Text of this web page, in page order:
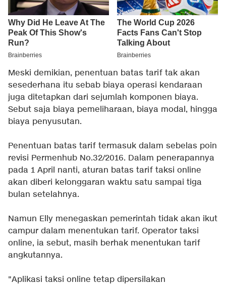
Meski demikian, penentuan batas tarif tak akan
sesederhana itu sebab biaya operasi kendaraan
juga ditetapkan dari sejumlah komponen biaya.
Sebut saja biaya pemeliharaan, biaya modal, hingga
biaya penyusutan.
Penentuan batas tarif termasuk dalam sebelas poin
revisi Permenhub No.32/2016. Dalam penerapannya
pada 1 April nanti, aturan batas tarif taksi online
akan diberi kelonggaran waktu satu sampai tiga
bulan setelahnya.
Namun Elly menegaskan pemerintah tidak akan ikut
campur dalam menentukan tarif. Operator taksi
online, ia sebut, masih berhak menentukan tarif
angkutannya.
"Aplikasi taksi online tetap dipersilakan